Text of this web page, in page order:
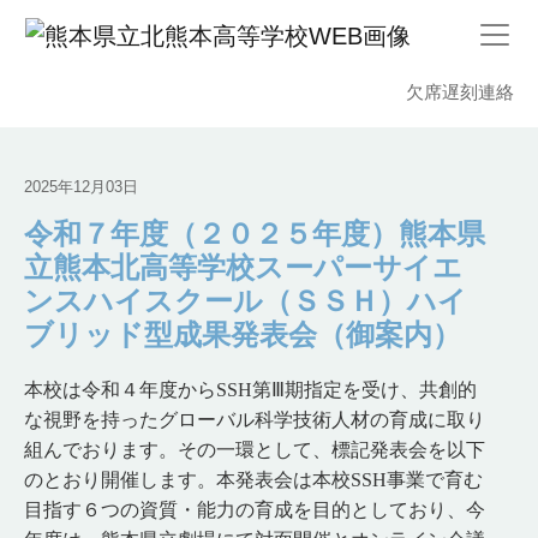
欠席遅刻連絡
2025年12月03日
令和７年度（２０２５年度）熊本県
立熊本北高等学校スーパーサイエ
ンスハイスクール（ＳＳＨ）ハイ
ブリッド型成果発表会（御案内）
本校は令和４年度からSSH第Ⅲ期指定を受け、共創的
な視野を持ったグローバル科学技術人材の育成に取り
組んでおります。その一環として、標記発表会を以下
のとおり開催します。本発表会は本校SSH事業で育む
目指す６つの資質・能力の育成を目的としており、今